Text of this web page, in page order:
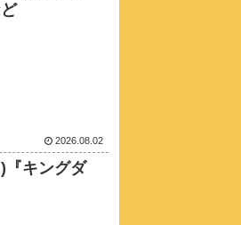
2026.08.02
『キングダ